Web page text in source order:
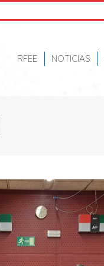
RFEE NOTICIAS